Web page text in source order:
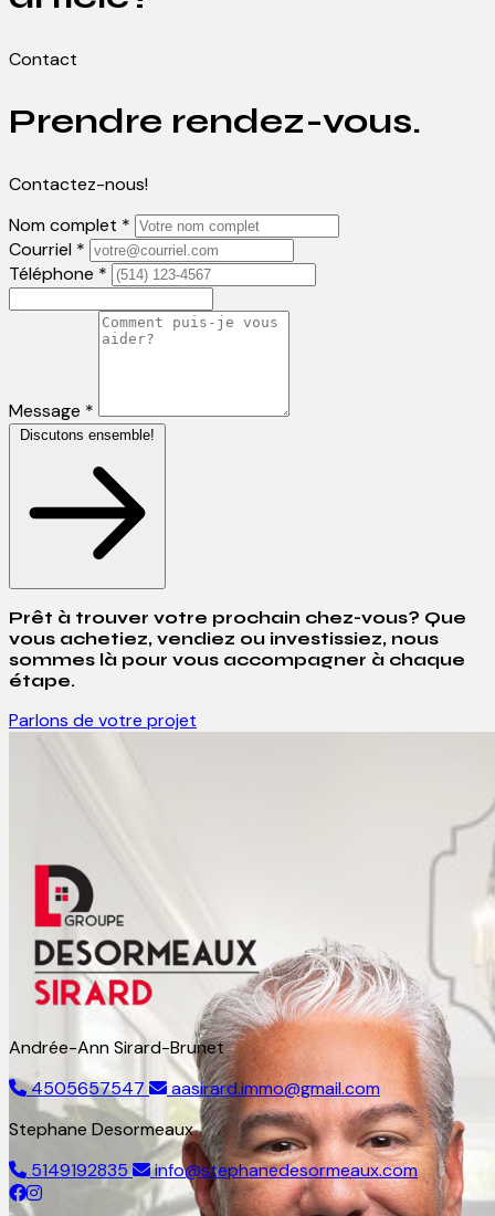
Contact
Prendre rendez-vous.
Contactez-nous!
Nom complet *
Courriel *
Téléphone *
Message *
Discutons ensemble!
Prêt à trouver votre prochain chez-vous? Que
vous achetiez, vendiez ou investissiez, nous
sommes là pour vous accompagner à chaque
étape.
Parlons de votre projet
Andrée-Ann Sirard-Brunet
4505657547
aasirard.immo@gmail.com
Stephane Desormeaux
5149192835
info@stephanedesormeaux.com